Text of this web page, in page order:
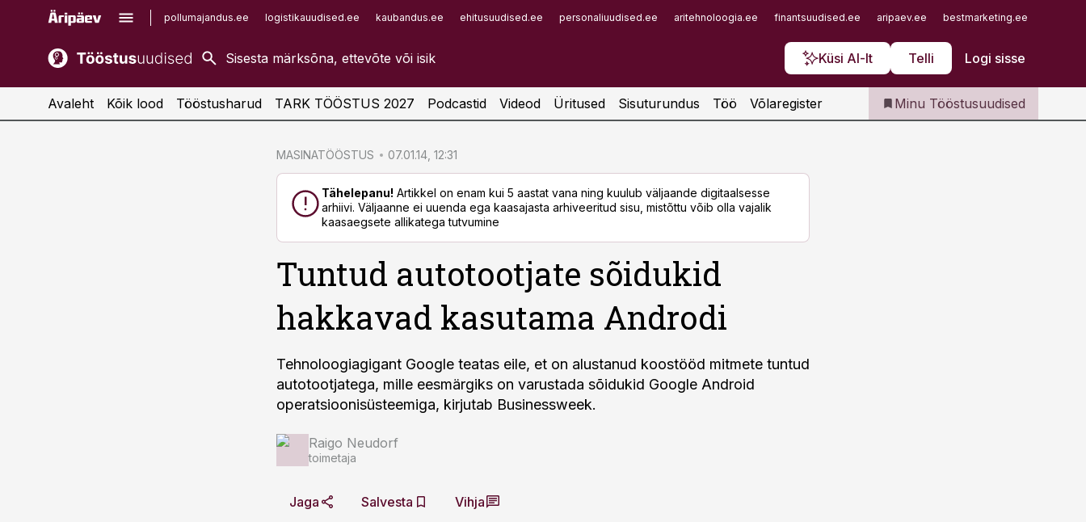
pollumajandus.ee logistikauudised.ee kaubandus.ee ehitusuudised.ee personaliuudised.ee aritehnoloogia.ee finantsuudised.ee aripaev.ee bestmarketing.ee
Küsi AI-lt Telli Logi sisse
kaubandus.ee
kinnisvarauudised.ee
imelineajalugu.ee
Infopank
Iseteenindus
Telli Tööstusuudised
Avaleht Kõik lood Tööstusharud TARK TÖÖSTUS 2027 Podcastid Videod Üritused Sisuturundus Töö Võlaregister Minu Tööstusuudised
MASINATÖÖSTUS 07.01.14, 12:31
Tähelepanu! Artikkel on enam kui 5 aastat vana ning kuulub väljaande digitaalsesse
arhiivi. Väljaanne ei uuenda ega kaasajasta arhiveeritud sisu, mistõttu võib olla vajalik
kaasaegsete allikatega tutvumine
Tuntud autotootjate sõidukid
hakkavad kasutama Androdi
Tehnoloogiagigant Google teatas eile, et on alustanud koostööd mitmete tuntud
autotootjatega, mille eesmärgiks on varustada sõidukid Google Android
operatsioonisüsteemiga, kirjutab Businessweek.
Raigo Neudorf
toimetaja
Jaga Salvesta Vihja